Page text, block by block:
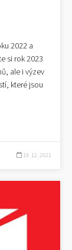
2022 a
si rok 2023
ale i výzev
které jsou
19. 12. 2021